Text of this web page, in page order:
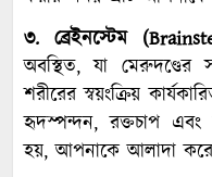
৩. ব্রেইনস্টেম
অবস্থিত, যা মেরুদণ্ডের
শরীরের স্বয়ংক্রিয়
হৃদস্পন্দন, রক্তচাপ
হয়, আপনাকে আলাদা